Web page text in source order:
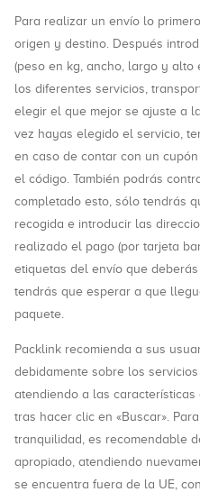
Para realizar un envío lo
origen y destino. Después
(peso en kg, ancho, largo y alto
los diferentes servicios,
elegir el que mejor se ajuste a
vez hayas elegido el servicio,
en caso de contar con un
el código. También podrás
completado esto, sólo tendrás
recogida e introducir las
realizado el pago (por tarjeta
etiquetas del envío que
tendrás que esperar a que
paquete.
Packlink recomienda a sus
debidamente sobre los
atendiendo a las
tras hacer clic en «Buscar».
tranquilidad, es recomendable
apropiado, atendiendo
se encuentra fuera de la UE,